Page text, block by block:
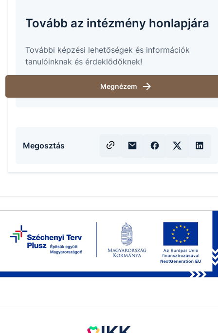
Tovább az intézmény honlapjára
További képzési lehetőségek és információk
tanulóinknak és érdeklődőknek!
Megnézem
Megosztás